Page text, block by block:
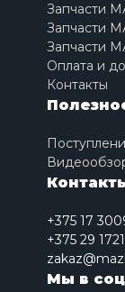
Запчасти
Запчасти
Запчасти
Оплата и
Контакты
+375 17
+375 29
Мы в